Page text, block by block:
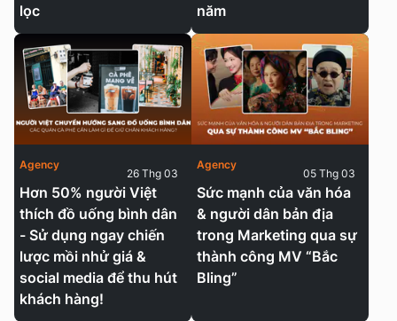
lọc
năm
Hơn 50% người Việt
thích đồ uống bình dân
- Sử dụng ngay chiến
lược mồi nhử giá &
social media để thu hút
khách hàng!
Agency
26 Thg 03
Sức mạnh của văn hóa
& người dân bản địa
trong Marketing qua sự
thành công MV “Bắc
Bling”
Agency
05 Thg 03